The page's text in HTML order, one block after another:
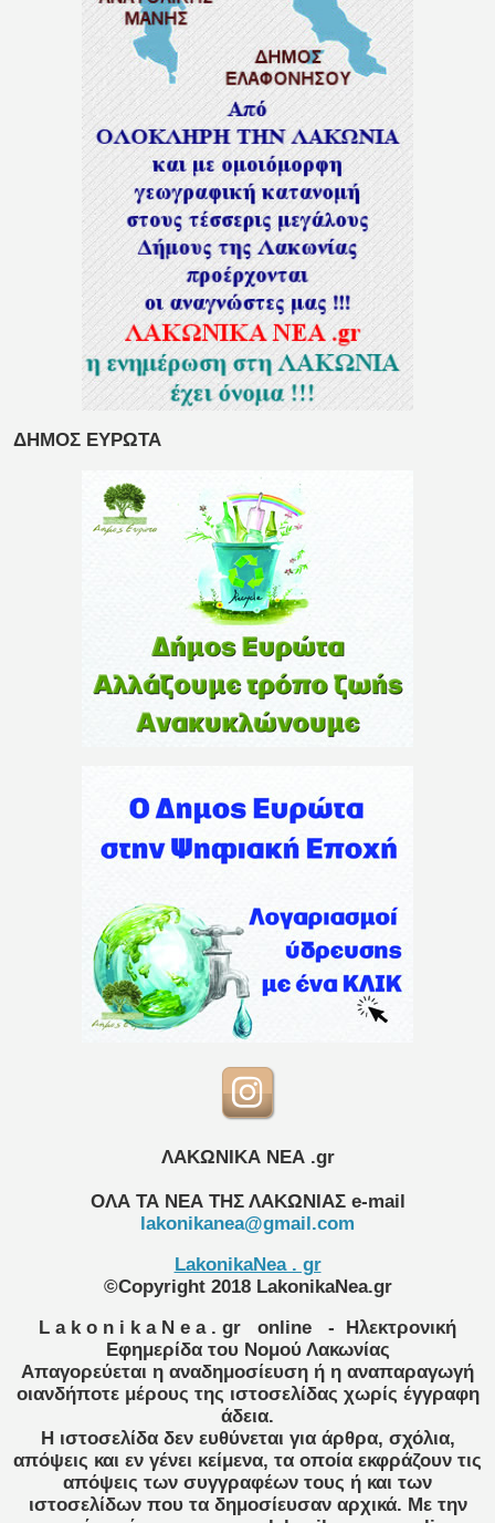
ΔΗΜΟΣ ΕΥΡΩΤΑ
ΛΑΚΩΝΙΚΑ ΝΕΑ .gr
ΟΛΑ ΤΑ ΝΕΑ ΤΗΣ ΛΑΚΩΝΙΑΣ e-mail
lakonikanea@gmail.com
LakonikaNea . gr
©Copyright 2018 LakonikaNea.gr
L a k o n i k a N e a . gr
online
- Ηλεκτρονική
Εφημερίδα του Νομού Λακωνίας
Απαγορεύεται η αναδημοσίευση ή η αναπαραγωγή
οιανδήποτε μέρους της ιστοσελίδας χωρίς έγγραφη
άδεια.
Η ιστοσελίδα δεν ευθύνεται για άρθρα, σχόλια,
απόψεις και εν γένει κείμενα, τα οποία εκφράζουν τις
απόψεις των συγγραφέων τους ή και των
ιστοσελίδων που τα δημοσίευσαν αρχικά. Με την